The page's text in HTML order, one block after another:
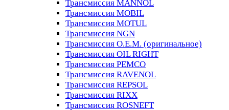
Трансмиссия MANNOL
Трансмиссия MOBIL
Трансмиссия MOTUL
Трансмиссия NGN
Трансмиссия O.E.M. (оригинальное)
Трансмиссия OIL RIGHT
Трансмиссия PEMCO
Трансмиссия RAVENOL
Трансмиссия REPSOL
Трансмиссия RIXX
Трансмиссия ROSNEFT